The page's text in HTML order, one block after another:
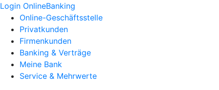
Login OnlineBanking
Online-Geschäftsstelle
Privatkunden
Firmenkunden
Banking & Verträge
Meine Bank
Service & Mehrwerte